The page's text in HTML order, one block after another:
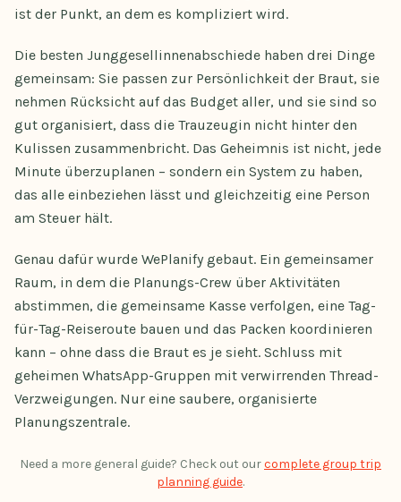
ist der Punkt, an dem es kompliziert wird.
Die besten Junggesellinnenabschiede haben drei Dinge
gemeinsam: Sie passen zur Persönlichkeit der Braut, sie
nehmen Rücksicht auf das Budget aller, und sie sind so
gut organisiert, dass die Trauzeugin nicht hinter den
Kulissen zusammenbricht. Das Geheimnis ist nicht, jede
Minute überzuplanen – sondern ein System zu haben,
das alle einbeziehen lässt und gleichzeitig eine Person
am Steuer hält.
Genau dafür wurde WePlanify gebaut. Ein gemeinsamer
Raum, in dem die Planungs-Crew über Aktivitäten
abstimmen, die gemeinsame Kasse verfolgen, eine Tag-
für-Tag-Reiseroute bauen und das Packen koordinieren
kann – ohne dass die Braut es je sieht. Schluss mit
geheimen WhatsApp-Gruppen mit verwirrenden Thread-
Verzweigungen. Nur eine saubere, organisierte
Planungszentrale.
Need a more general guide? Check out ourcomplete group trip
planning guide.